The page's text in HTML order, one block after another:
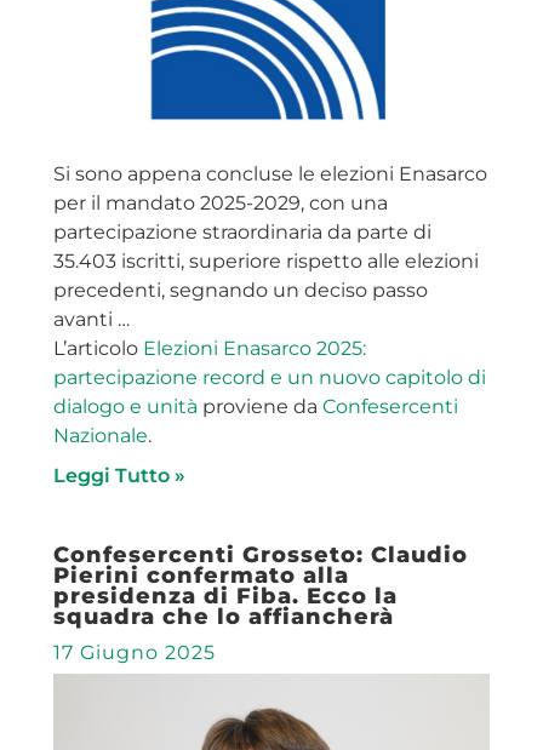
Si sono appena concluse le elezioni Enasarco
per il mandato 2025-2029, con una
partecipazione straordinaria da parte di
35.403 iscritti, superiore rispetto alle elezioni
precedenti, segnando un deciso passo
avanti …
L’articolo Elezioni Enasarco 2025:
partecipazione record e un nuovo capitolo di
dialogo e unità proviene daConfesercenti
Nazionale.
Leggi Tutto »
Confesercenti Grosseto: Claudio
Pierini confermato alla
presidenza di Fiba. Ecco la
squadra che lo affiancherà
17 Giugno 2025